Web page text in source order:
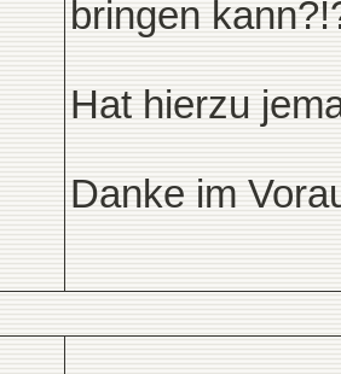
bringen
Hat hierzu
Danke im